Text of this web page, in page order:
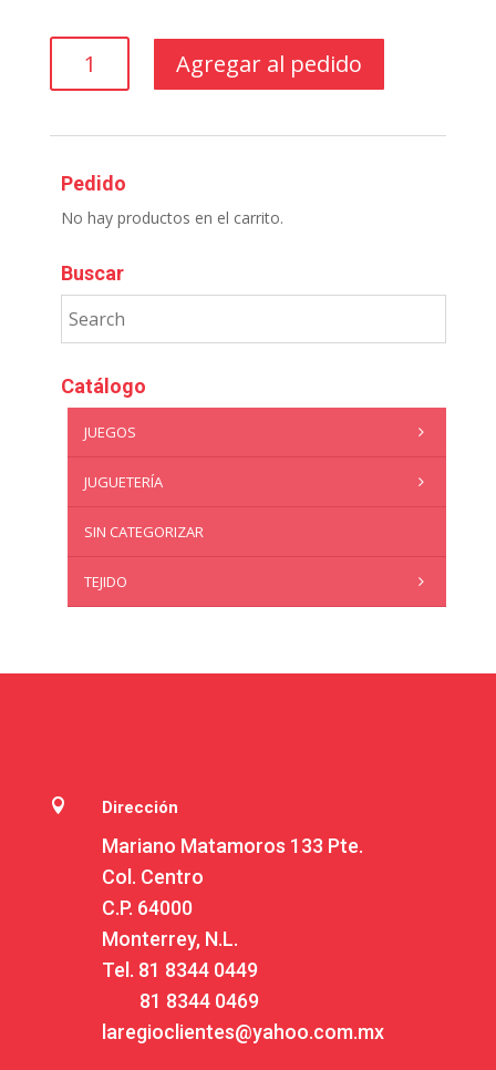
Agregar al pedido
Pedido
No hay productos en el carrito.
Buscar
Catálogo
JUEGOS
JUGUETERÍA
SIN CATEGORIZAR
TEJIDO
 Dirección
Mariano Matamoros 133 Pte.
Col. Centro
C.P. 64000
Monterrey, N.L.
Tel. 81 8344 0449
81 8344 0469
laregioclientes@yahoo.com.mx